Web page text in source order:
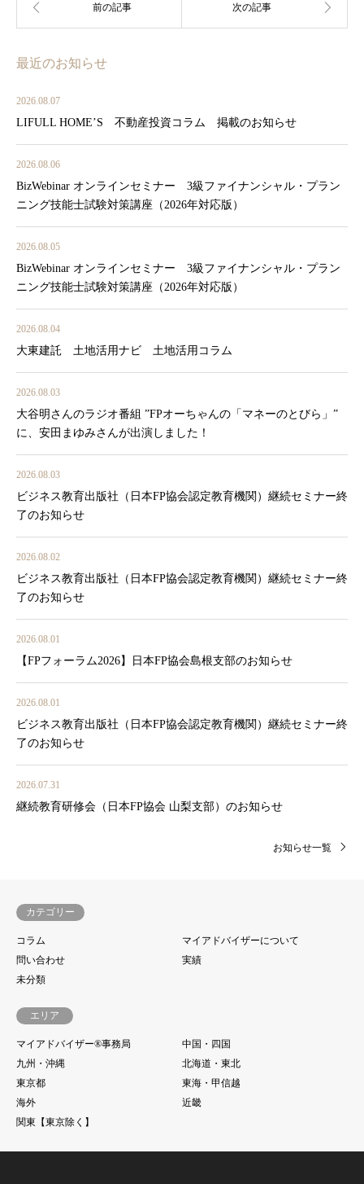
最近のお知らせ
2026.08.07
LIFULL HOME’S 不動産投資コラム 掲載のお知らせ
2026.08.06
BizWebinar オンラインセミナー 3級ファイナンシャル・プラン
ニング技能士試験対策講座（2026年対応版）
2026.08.05
BizWebinar オンラインセミナー 3級ファイナンシャル・プラン
ニング技能士試験対策講座（2026年対応版）
2026.08.04
大東建託 土地活用ナビ 土地活用コラム
2026.08.03
大谷明さんのラジオ番組 ”FPオーちゃんの「マネーのとびら」”
に、安田まゆみさんが出演しました！
2026.08.03
ビジネス教育出版社（日本FP協会認定教育機関）継続セミナー終
了のお知らせ
2026.08.02
ビジネス教育出版社（日本FP協会認定教育機関）継続セミナー終
了のお知らせ
2026.08.01
【FPフォーラム2026】日本FP協会島根支部のお知らせ
2026.08.01
ビジネス教育出版社（日本FP協会認定教育機関）継続セミナー終
了のお知らせ
2026.07.31
継続教育研修会（日本FP協会 山梨支部）のお知らせ
お知らせ一覧
カテゴリー
コラム
マイアドバイザーについて
問い合わせ
実績
未分類
エリア
マイアドバイザー®事務局
中国・四国
九州・沖縄
北海道・東北
東京都
東海・甲信越
海外
近畿
関東【東京除く】